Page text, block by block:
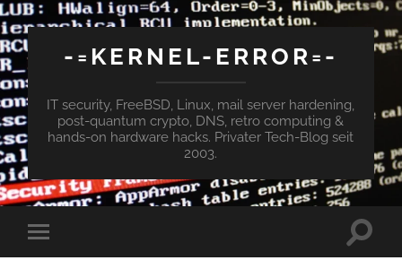
-=KERNEL-ERROR=-
IT security, FreeBSD, Linux, mail server hardening,
post-quantum crypto, DNS, retro computing &
hands-on hardware hacks. Privater Tech-Blog seit
2003.
Mobile-
Menü